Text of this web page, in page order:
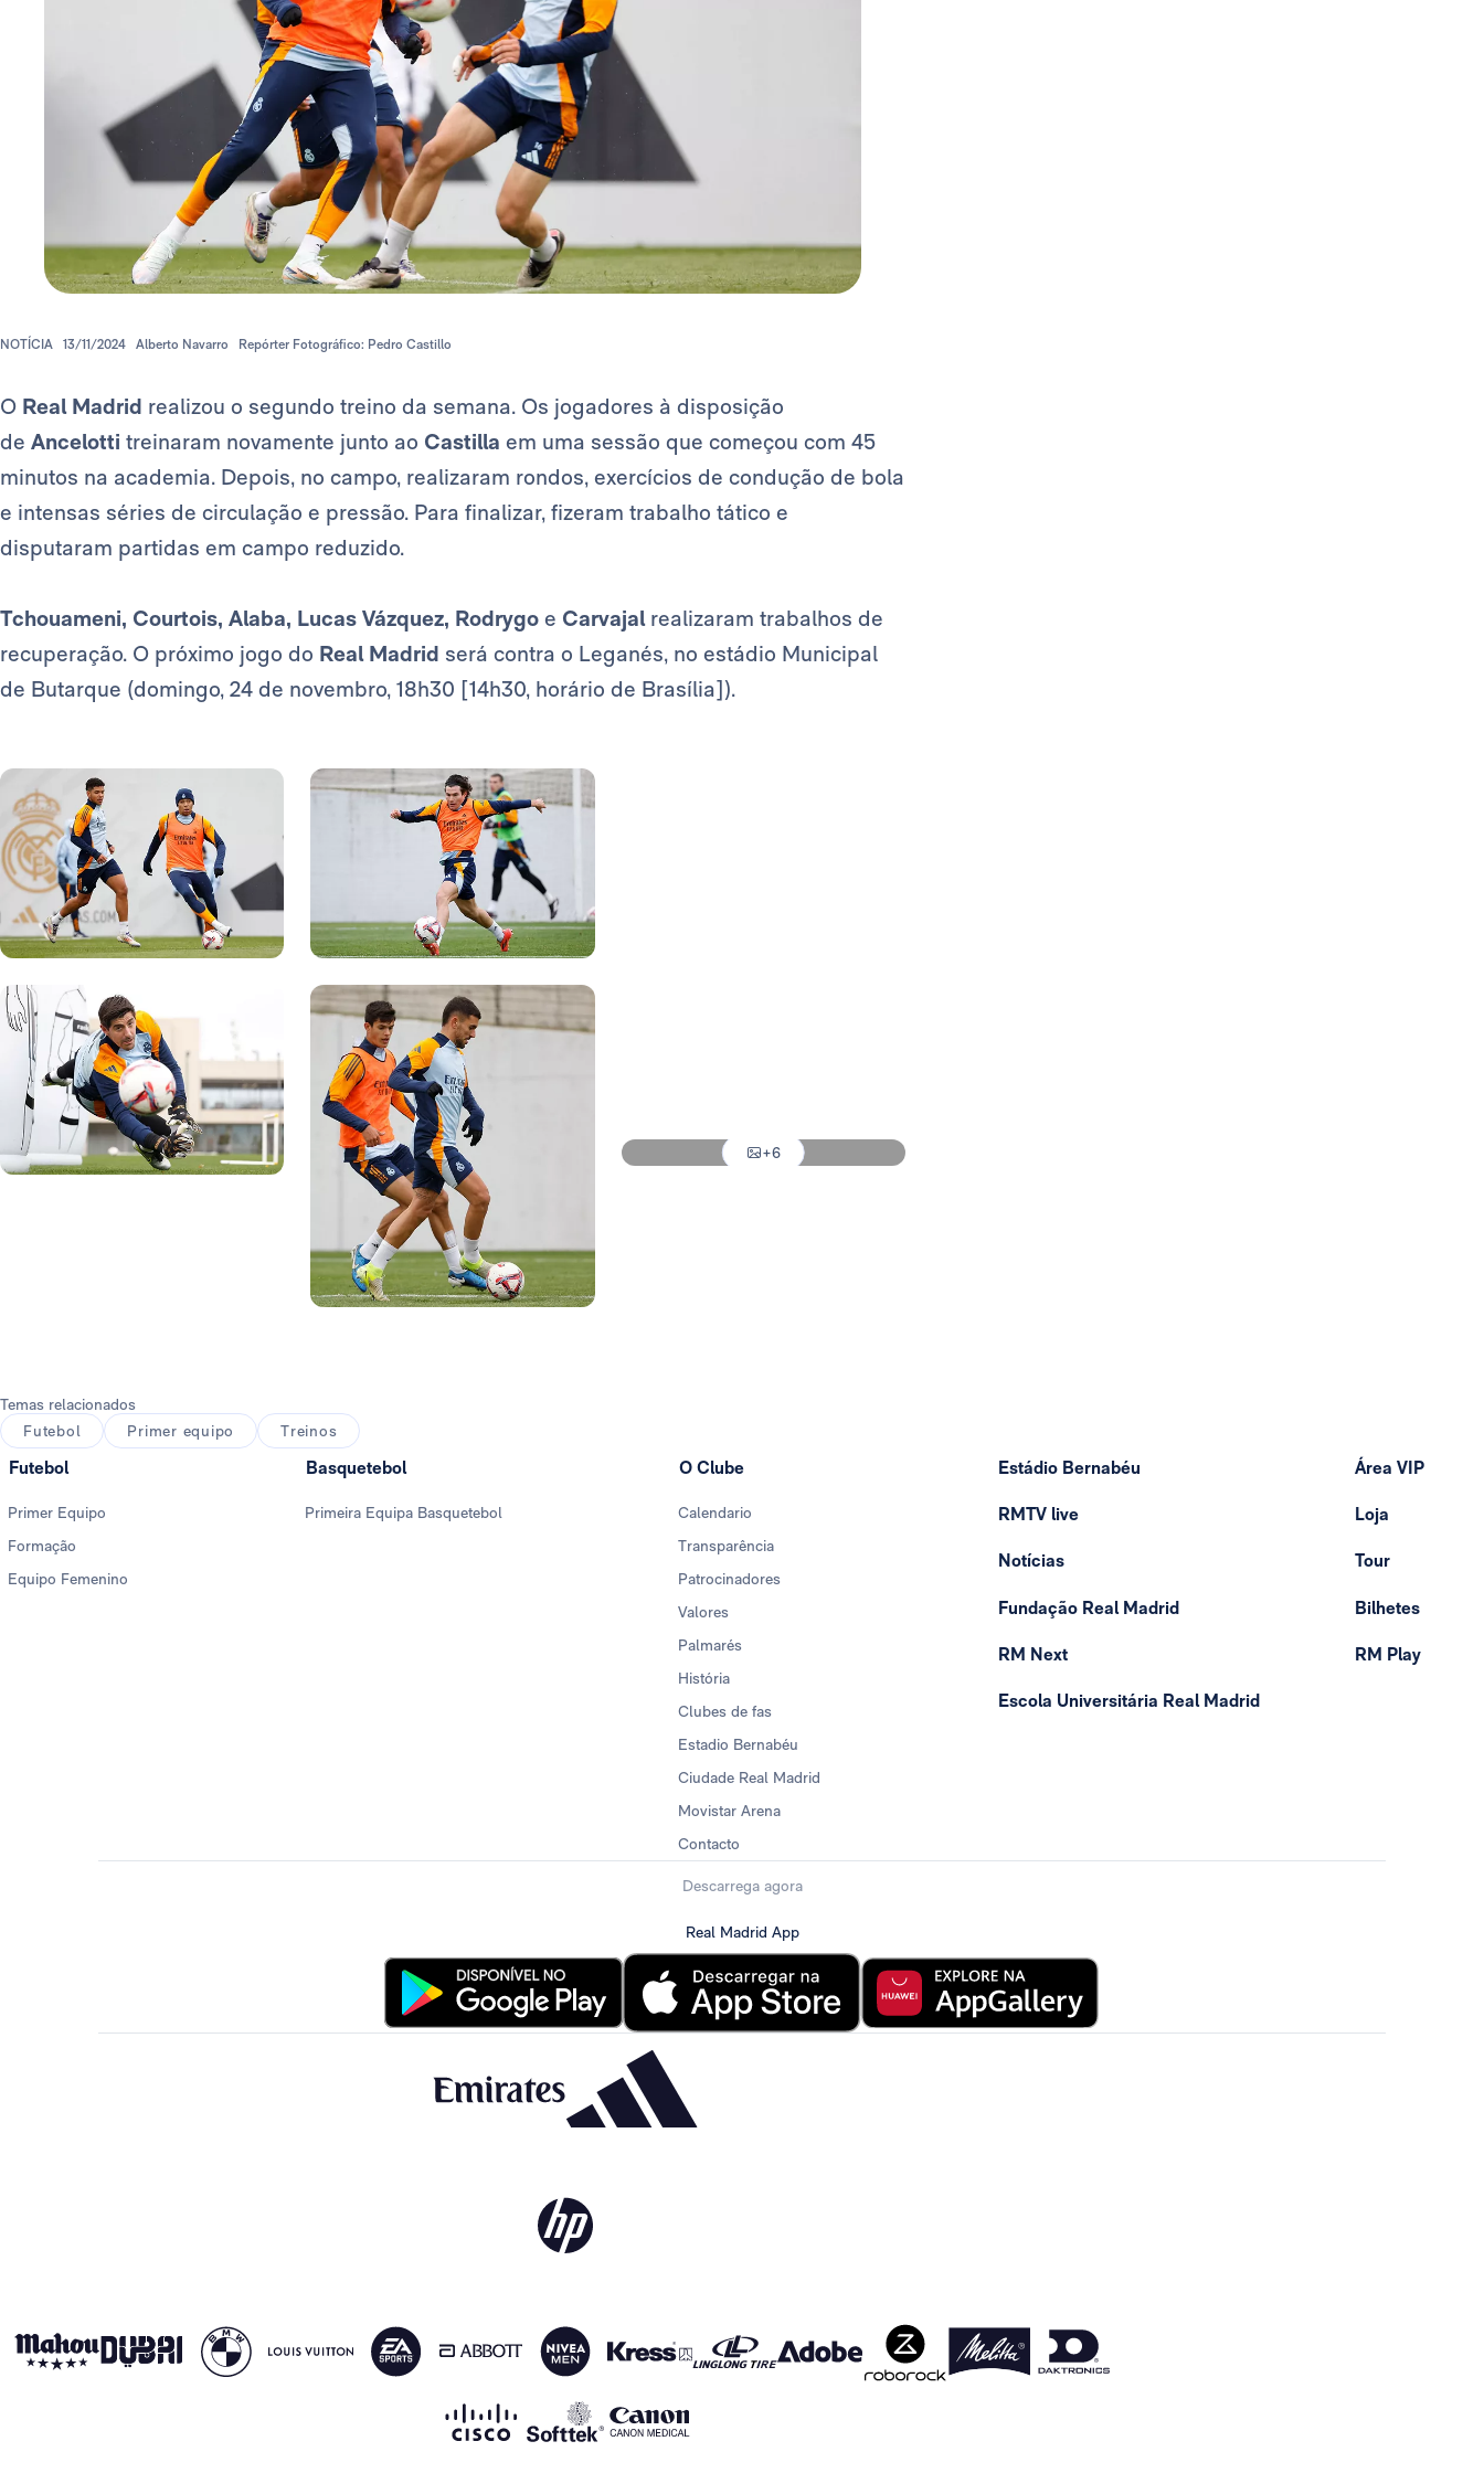
NOTÍCIA 13/11/2024 Alberto Navarro Repórter Fotográfico: Pedro Castillo
O Real Madrid realizou o segundo treino da semana. Os jogadores à disposição
de Ancelotti treinaram novamente junto ao Castilla em uma sessão que começou com 45
minutos na academia. Depois, no campo, realizaram rondos, exercícios de condução de bola
e intensas séries de circulação e pressão. Para finalizar, fizeram trabalho tático e
disputaram partidas em campo reduzido.
Tchouameni, Courtois, Alaba, Lucas Vázquez, Rodrygo e Carvajal realizaram trabalhos de
recuperação. O próximo jogo do Real Madrid será contra o Leganés, no estádio Municipal
de Butarque (domingo, 24 de novembro, 18h30 [14h30, horário de Brasília]).
+6
Temas relacionados
Futebol
Primer equipo Treinos
Futebol
Primer Equipo
Formação
Equipo Femenino
Basquetebol
Primeira Equipa Basquetebol
O Clube
Calendario
Transparência
Patrocinadores
Valores
Palmarés
História
Clubes de fas
Estadio Bernabéu
Ciudade Real Madrid
Movistar Arena
Contacto
Estádio Bernabéu
RMTV live
Notícias
Fundação Real Madrid
RM Next
Escola Universitária Real Madrid
Área VIP
Loja
Tour
Bilhetes
RM Play
Descarrega agora
Real Madrid App